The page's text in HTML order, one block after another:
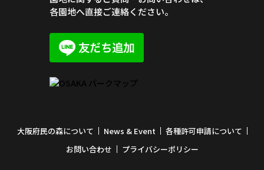
各園地へ直接ご連絡ください。
大阪府民の森について News & Event
各種許可申請について
お問い合わせ
プライバシーポリシー